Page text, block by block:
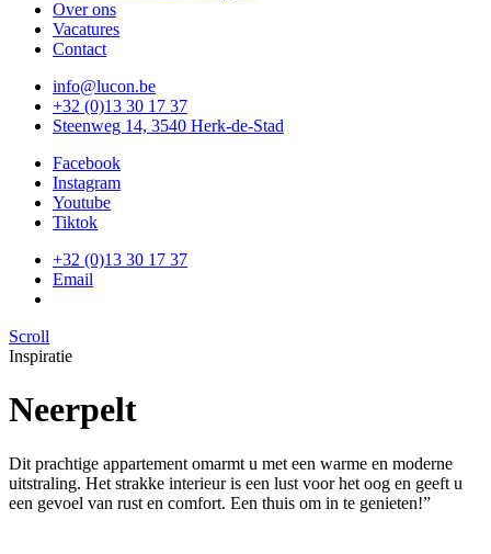
Over ons
Vacatures
Contact
info@lucon.be
+32 (0)13 30 17 37
Steenweg 14, 3540 Herk-de-Stad
Facebook
Instagram
Youtube
Tiktok
+32 (0)13 30 17 37
Email
Scroll
Inspiratie
Neerpelt
Dit prachtige appartement omarmt u met een warme en moderne
uitstraling. Het strakke interieur is een lust voor het oog en geeft u
een gevoel van rust en comfort. Een thuis om in te genieten!”